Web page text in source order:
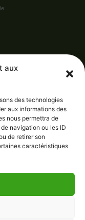
aux
des technologies
aux informations des
nous permettra de
navigation ou les ID
de retirer son
caractéristiques